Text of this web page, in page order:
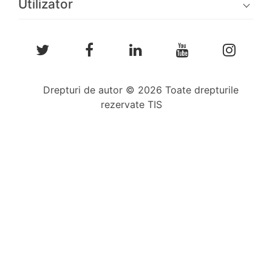
Utilizator
Drepturi de autor © 2026 Toate drepturile
rezervate TIS